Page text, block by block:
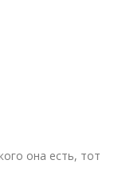
она есть, тот